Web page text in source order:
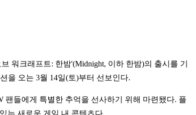
워크래프트: 한밤'(Midnight, 이하 한밤)의 출시를 기
을 오는 3월 14일(토)부터 선보인다.
팬들에게 특별한 추억을 선사하기 위해 마련됐다. 플
는 새로운 게임 내 콘텐츠다.